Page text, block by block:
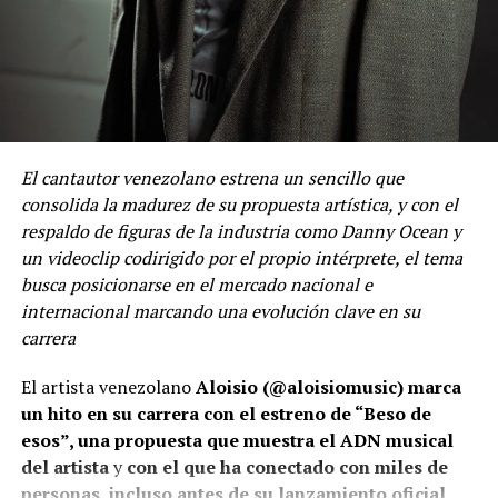
El cantautor venezolano estrena un sencillo que
consolida la madurez de su propuesta artística, y con el
respaldo de figuras de la industria como Danny Ocean y
un videoclip codirigido por el propio intérprete, el tema
busca posicionarse en el mercado nacional e
internacional marcando una evolución clave en su
carrera
El artista venezolanoAloisio (@aloisiomusic) marca
un hito en su carrera con el estreno de “Beso de
esos”, una propuesta que muestra el ADN musical
del artistaycon el que ha conectado con miles de